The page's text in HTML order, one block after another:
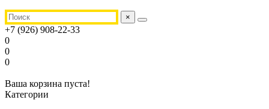
×
+7 (926) 908-22-33
0
0
0
Ваша корзина пуста!
Категории